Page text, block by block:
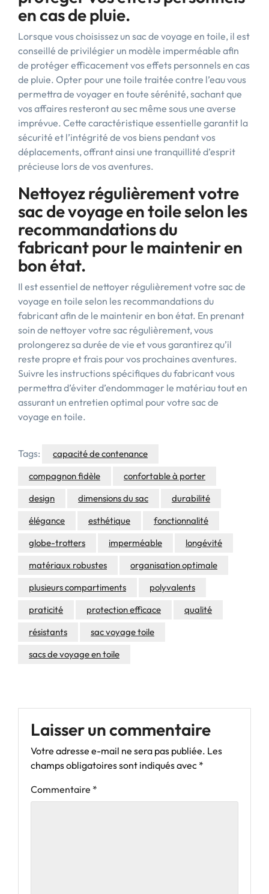
en cas de pluie.
Lorsque vous choisissez un sac de voyage en toile, il est
conseillé de privilégier un modèle imperméable afin
de protéger efficacement vos effets personnels en cas
de pluie. Opter pour une toile traitée contre l’eau vous
permettra de voyager en toute sérénité, sachant que
vos affaires resteront au sec même sous une averse
imprévue. Cette caractéristique essentielle garantit la
sécurité et l’intégrité de vos biens pendant vos
déplacements, offrant ainsi une tranquillité d’esprit
précieuse lors de vos aventures.
Nettoyez régulièrement votre
sac de voyage en toile selon les
recommandations du
fabricant pour le maintenir en
bon état.
Il est essentiel de nettoyer régulièrement votre sac de
voyage en toile selon les recommandations du
fabricant afin de le maintenir en bon état. En prenant
soin de nettoyer votre sac régulièrement, vous
prolongerez sa durée de vie et vous garantirez qu’il
reste propre et frais pour vos prochaines aventures.
Suivre les instructions spécifiques du fabricant vous
permettra d’éviter d’endommager le matériau tout en
assurant un entretien optimal pour votre sac de
voyage en toile.
Tags:
capacité de contenance
compagnon fidèle
confortable à porter
design
dimensions du sac
durabilité
élégance
esthétique
fonctionnalité
globe-trotters
imperméable
longévité
matériaux robustes
organisation optimale
plusieurs compartiments
polyvalents
praticité
protection efficace
qualité
résistants
sac voyage toile
sacs de voyage en toile
Laisser un commentaire
Votre adresse e-mail ne sera pas publiée. Les
champs obligatoires sont indiqués avec *
Commentaire *